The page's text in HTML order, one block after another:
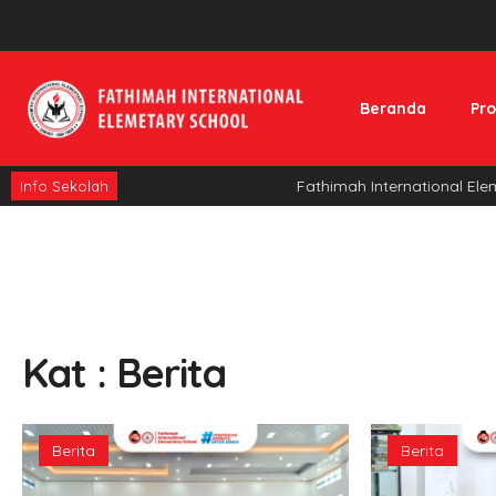
Beranda
Info Sekolah Fathimah International
Kat : Berita
Berita Berita